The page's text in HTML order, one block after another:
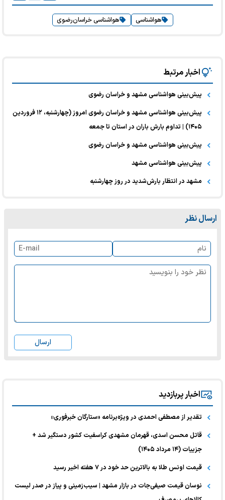
هواشناسی هواشناسی خراسان‌رضوی
اخبار مرتبط
پیش‌بینی هواشناسی مشهد و خراسان رضوی
پیش‌بینی هواشناسی مشهد و خراسان رضوی امروز (چهارشنبه، ۱۲ فروردین
۱۴۰۵) | تداوم بارش باران در استان تا جمعه
پیش‌بینی هواشناسی مشهد و خراسان رضوی
پیش‌بینی هواشناسی مشهد
مشهد در انتظار بارش‌شدید در روز چهارشنبه
ارسال نظر
ارسال
اخبار پربازدید
تقدیر از مصطفی احمدی در ویژه‌برنامه «ستارگان خبرفوری»
قاتل محسن اسدی، قهرمان مشهدی کراسفیت کشور دستگیر شد +
جزییات (۱۴ مرداد ۱۴۰۵)
قیمت اونس طلا به بالاترین حد خود در ۷ هفته اخیر رسید
نوسان قیمت صیفی‌جات در بازار مشهد | سیب‌زمینی و پیاز در صدر لیست